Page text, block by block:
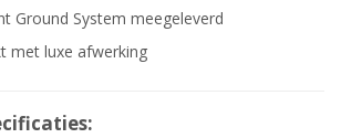
Ground System meegeleverd
met luxe afwerking